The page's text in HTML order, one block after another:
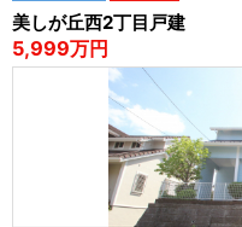
美しが丘西2丁目戸建
5,999万円